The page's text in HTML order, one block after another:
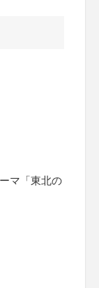
マ「東北の